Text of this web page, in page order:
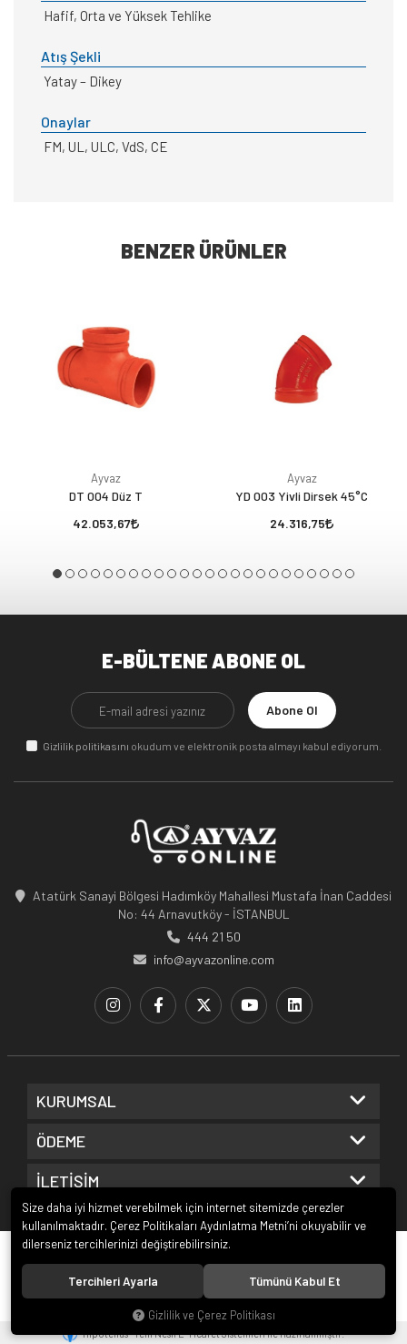
Hafif, Orta ve Yüksek Tehlike
Atış Şekli
Yatay – Dikey
Onaylar
FM, UL, ULC, VdS, CE
BENZER ÜRÜNLER
Ayvaz
DT 004 Düz T
42.053,67
Ayvaz
YD 003 Yivli Dirsek 45°C
24.316,75
E-BÜLTENE ABONE OL
Abone Ol
Gizlilik politikasını okudum ve elektronik posta almayı kabul ediyorum.
Atatürk Sanayi Bölgesi Hadımköy Mahallesi Mustafa İnan Caddesi
No: 44 Arnavutköy - İSTANBUL
444 21 50
info@ayvazonline.com
KURUMSAL
ÖDEME
İLETİŞİM
Hipotenüs Yeni Nesil E-Ticaret Sistemleri ile Hazırlanmıştır.
Size daha iyi hizmet verebilmek için internet sitemizde çerezler
kullanılmaktadır. Çerez Politikaları Aydınlatma Metni’ni okuyabilir ve
dilerseniz tercihlerinizi değiştirebilirsiniz.
Tercihleri Ayarla Tümünü Kabul Et
Gizlilik ve Çerez Politikası